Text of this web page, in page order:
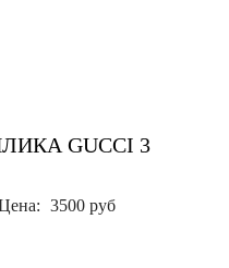
GUCCI 3
3500 руб